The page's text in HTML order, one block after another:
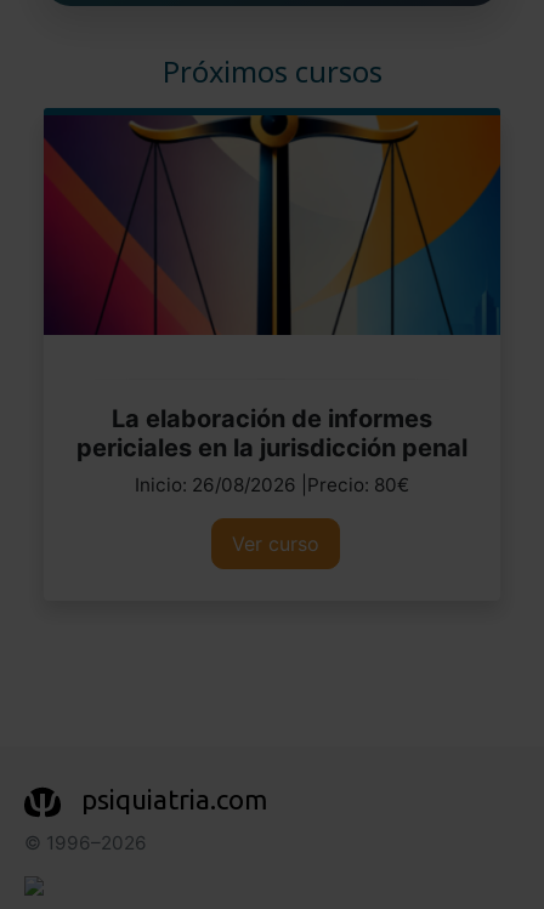
Próximos cursos
La elaboración de informes
periciales en la jurisdicción penal
Inicio: 26/08/2026 |Precio: 80€
Ver curso
psiquiatria.com
© 1996–2026